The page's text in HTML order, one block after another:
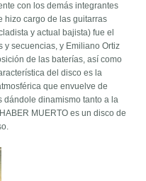
con los demás integrantes
hizo cargo de las guitarras
y actual bajista) fue el
secuencias, y Emiliano Ortiz
de las baterías, así como
del disco es la
que envuelve de
dándole dinamismo tanto a la
MUERTO es un disco de